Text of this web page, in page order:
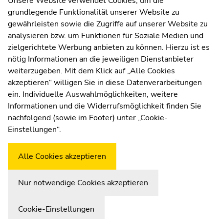
dieses
Seitenbereichs.
Zur
Übersicht
der
Seitenbereiche
Moodle
UNIGRAZonline
Impressum
Datenschutzerklärung
Cookie-Einstellungen
Barrierefreiheitserklärung
WetterstationUni Graz
grundlegende Funktionalität unserer Website zu
gewährleisten sowie die Zugriffe auf unserer Website zu
analysieren bzw. um Funktionen für Soziale Medien und
zielgerichtete Werbung anbieten zu können. Hierzu ist es
nötig Informationen an die jeweiligen Dienstanbieter
weiterzugeben. Mit dem Klick auf „Alle Cookies
akzeptieren“ willigen Sie in diese Datenverarbeitungen
ein. Individuelle Auswahlmöglichkeiten, weitere
Informationen und die Widerrufsmöglichkeit finden Sie
nachfolgend (sowie im Footer) unter „Cookie-
Einstellungen“.
Alle Cookies akzeptieren
Nur notwendige Cookies akzeptieren
Cookie-Einstellungen